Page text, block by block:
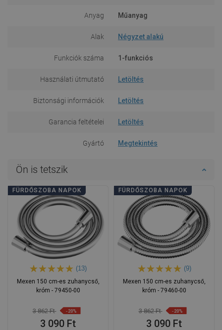
Anyag Műanyag
Alak Négyzet alakú
Funkciók száma 1-funkciós
Használati útmutató Letöltés
Biztonsági információk Letöltés
Garancia feltételei Letöltés
Gyártó Megtekintés
Ön is tetszik
FÜRDŐSZOBA NAPOK
(13)
Mexen 150 cm-es zuhanycső,
króm - 79450-00
3 862 Ft -20%
3 090 Ft
FÜRDŐSZOBA NAPOK
(9)
Mexen 150 cm-es zuhanycső,
króm - 79460-00
3 862 Ft -20%
3 090 Ft